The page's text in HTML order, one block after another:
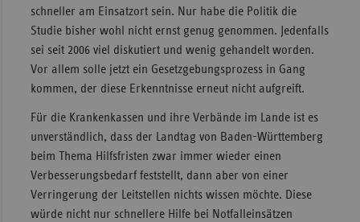
schneller am Einsatzort sein. Nur habe die Politik die
Studie bisher wohl nicht ernst genug genommen. Jedenfalls
sei seit 2006 viel diskutiert und wenig gehandelt worden.
Vor allem solle jetzt ein Gesetzgebungsprozess in Gang
kommen, der diese Erkenntnisse erneut nicht aufgreift.
Für die Krankenkassen und ihre Verbände im Lande ist es
unverständlich, dass der Landtag von Baden-Württemberg
beim Thema Hilfsfristen zwar immer wieder einen
Verbesserungsbedarf feststellt, dann aber von einer
Verringerung der Leitstellen nichts wissen möchte. Diese
würde nicht nur schnellere Hilfe bei Notfalleinsätzen